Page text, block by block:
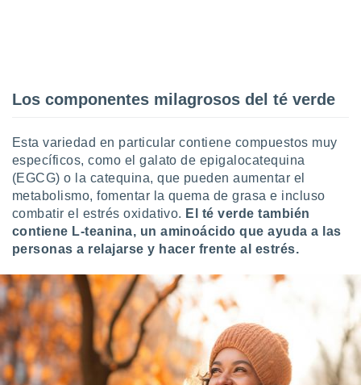
Los componentes milagrosos del té verde
Esta variedad en particular contiene compuestos muy
específicos, como el galato de epigalocatequina
(EGCG) o la catequina, que pueden aumentar el
metabolismo, fomentar la quema de grasa e incluso
combatir el estrés oxidativo. El té verde también
contiene L-teanina, un aminoácido que ayuda a las
personas a relajarse y hacer frente al estrés.